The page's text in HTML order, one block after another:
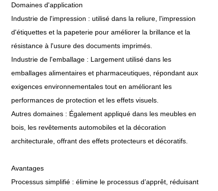
Domaines d'application
Industrie de l'impression : utilisé dans la reliure, l'impression
d'étiquettes et la papeterie pour améliorer la brillance et la
résistance à l'usure des documents imprimés.
Industrie de l'emballage : Largement utilisé dans les
emballages alimentaires et pharmaceutiques, répondant aux
exigences environnementales tout en améliorant les
performances de protection et les effets visuels.
Autres domaines : Également appliqué dans les meubles en
bois, les revêtements automobiles et la décoration
architecturale, offrant des effets protecteurs et décoratifs.
Avantages
Processus simplifié : élimine le processus d’apprêt, réduisant